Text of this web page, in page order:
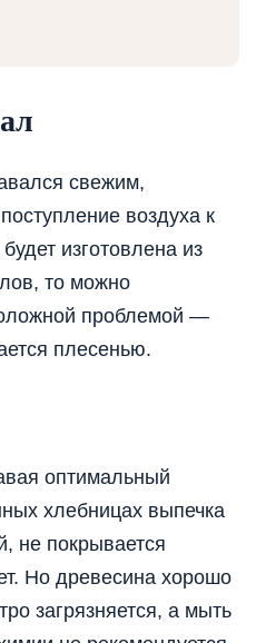
свежим,
воздуха к
изготовлена из
то можно
проблемой —
плесенью.
оптимальный
хлебницах выпечка
не покрывается
Но древесина хорошо
загрязняется, а мыть